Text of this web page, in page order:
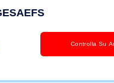
ai Raggi UV
8
Controlla Su